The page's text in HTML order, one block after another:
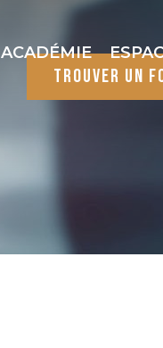
ACADÉMIE
trouver un